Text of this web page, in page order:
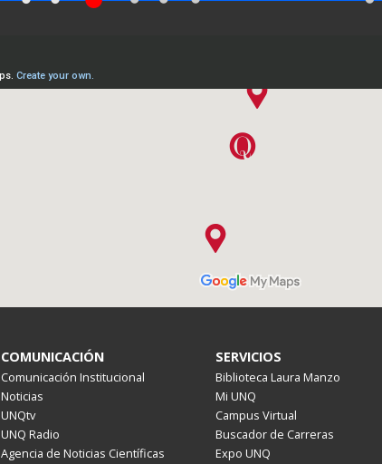
COMUNICACIÓN
Comunicación Institucional
Noticias
UNQtv
UNQ Radio
Agencia de Noticias Científicas
SERVICIOS
Biblioteca Laura Manzo
Mi UNQ
Campus Virtual
Buscador de Carreras
Expo UNQ